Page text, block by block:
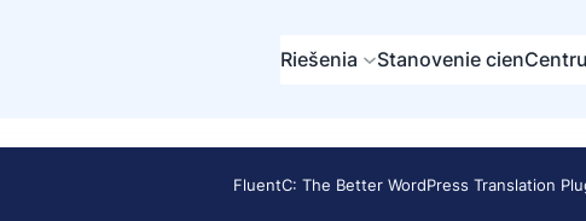
Riešenia Stanovenie cien
FluentC: The Better WordPress Translation